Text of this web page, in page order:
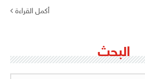
أكمل القراءة
البحث